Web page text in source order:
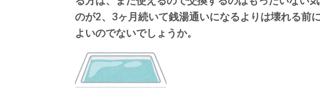
のが2、3ヶ月続いて銭湯通いになるよりは壊れる前
よいのでないでしょうか。